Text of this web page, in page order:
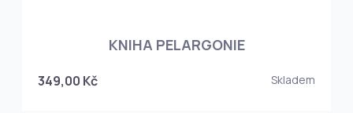
KNIHA PELARGONIE
349,00 Kč Skladem